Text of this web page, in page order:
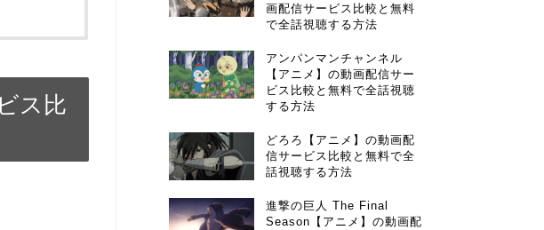
ス比
画配信サービス比較と無料
で全話視聴する方法
アンパンマンチャンネル
【アニメ】の動画配信サー
ビス比較と無料で全話視聴
する方法
どろろ【アニメ】の動画配
信サービス比較と無料で全
話視聴する方法
進撃の巨人 The Final
Season【アニメ】の動画配